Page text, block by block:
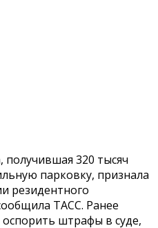
320 тысяч
парковку, признала
резидентного
ТАСС. Ранее
штрафы в суде,